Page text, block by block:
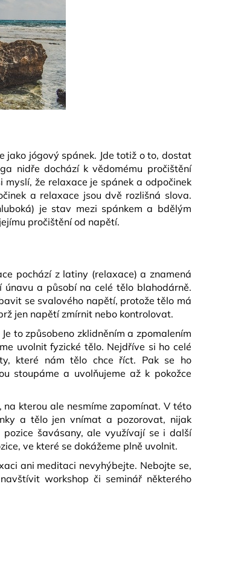
jako jógový spánek. Jde totiž o to, dostat
nidře dochází k vědomému pročištění
že relaxace je spánek a odpočinek
a relaxace jsou dvě rozlišná slova.
je stav mezi spánkem a bdělým
pročištění od napětí.
pochází z latiny (relaxace) a znamená
únavu a působí na celé tělo blahodárně.
se svalového napětí, protože tělo má
jen napětí zmírnit nebo kontrolovat.
to způsobeno zklidněním a zpomalením
uvolnit fyzické tělo. Nejdříve si ho celé
které nám tělo chce říct. Pak se ho
stoupáme a uvolňujeme až k pokožce
kterou ale nesmíme zapomínat. V této
a tělo jen vnímat a pozorovat, nijak
šavásany, ale využívají se i další
ve které se dokážeme plně uvolnit.
ani meditaci nevyhýbejte. Nebojte se,
workshop či seminář některého